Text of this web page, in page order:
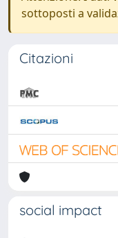
sottoposti a
Citazioni
social impact